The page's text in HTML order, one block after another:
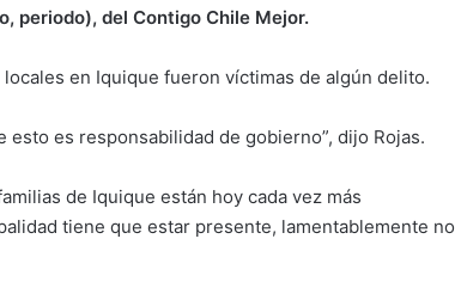
periodo), del Contigo Chile Mejor.
en Iquique fueron víctimas de algún delito.
es responsabilidad de gobierno”, dijo Rojas.
de Iquique están hoy cada vez más
tiene que estar presente, lamentablemente no